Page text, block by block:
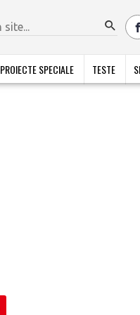
PROIECTE SPECIALE TESTE